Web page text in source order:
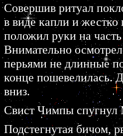
Совершив ритуал
в виде капли и
положил руки на
Внимательно
перьями не длинные
конце пошевелилась.
вниз.
Свист Чимпы спугнул
Подстегнутая бичом,